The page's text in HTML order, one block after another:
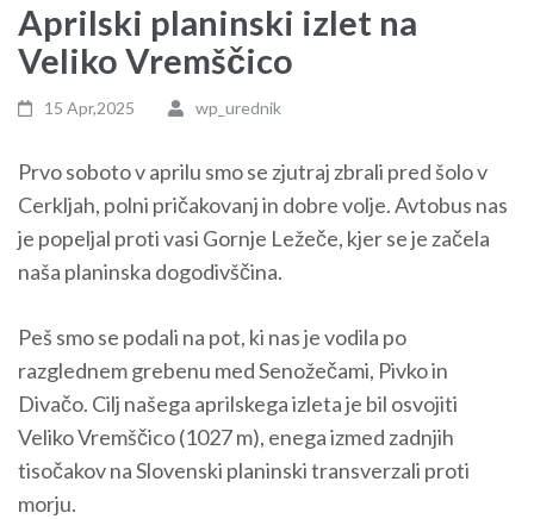
Aprilski planinski izlet na
Veliko Vremščico
15 Apr,2025 wp_urednik
Prvo soboto v aprilu smo se zjutraj zbrali pred šolo v
Cerkljah, polni pričakovanj in dobre volje. Avtobus nas
je popeljal proti vasi Gornje Ležeče, kjer se je začela
naša planinska dogodivščina.
Peš smo se podali na pot, ki nas je vodila po
razglednem grebenu med Senožečami, Pivko in
Divačo. Cilj našega aprilskega izleta je bil osvojiti
Veliko Vremščico (1027 m), enega izmed zadnjih
tisočakov na Slovenski planinski transverzali proti
morju.